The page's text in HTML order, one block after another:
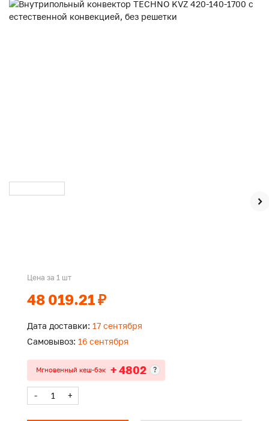
Цена за 1 шт
48 019.21 ₽
Дата доставки: 17 сентября
Самовывоз: 16 сентября
Мгновенный кеш-бэк + 4802 ?
- +